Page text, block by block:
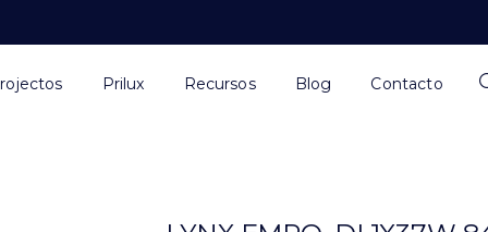
Prilux Recursos Blog Contacto